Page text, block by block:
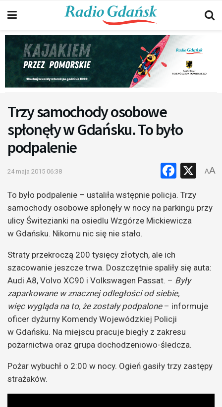
Trzy samochody osobowe
spłonęły w Gdańsku. To było
podpalenie
24 maja 2015 06:38 X
AA
To było podpalenie – ustaliła wstępnie policja. Trzy
samochody osobowe spłonęły w nocy na parkingu przy
ulicy Świtezianki na osiedlu Wzgórze Mickiewicza
w Gdańsku. Nikomu nic się nie stało.
Straty przekroczą 200 tysięcy złotych, ale ich
szacowanie jeszcze trwa. Doszczętnie spaliły się auta:
Audi A8, Volvo XC90 i Volkswagen Passat. – Były
zaparkowane w znacznej odległości od siebie,
więc wygląda na to, że zostały podpalone– informuje
oficer dyżurny Komendy Wojewódzkiej Policji
w Gdańsku. Na miejscu pracuje biegły z zakresu
pożarnictwa oraz grupa dochodzeniowo-śledcza.
Pożar wybuchł o 2:00 w nocy. Ogień gasiły trzy zastępy
strażaków.